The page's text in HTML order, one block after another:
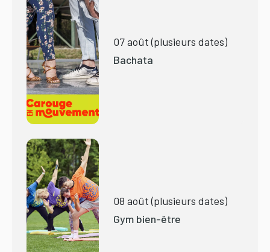
07 août (plusieurs dates)
Bachata
08 août (plusieurs dates)
Gym bien-être